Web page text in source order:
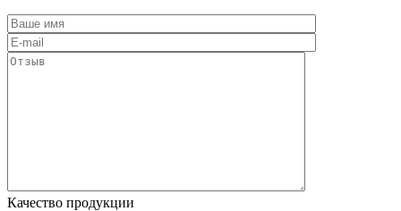
Качество продукции